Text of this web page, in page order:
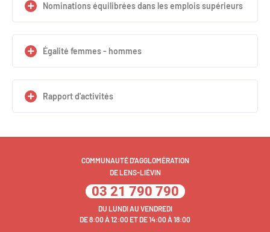
Nominations équilibrées dans les emplois supérieurs
Égalité femmes - hommes
Rapport d'activités
COMMUNAUTÉ D'AGGLOMÉRATION
DE LENS-LIÉVIN
03 21 790 790
DU LUNDI AU VENDREDI
DE 8:00 À 12:00 ET DE 14:00 À 18:00